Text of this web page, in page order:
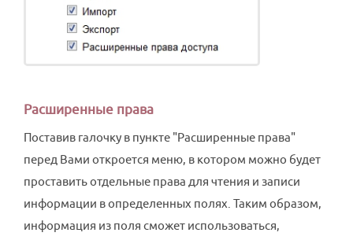
Расширенные права
Поставив галочку в пункте "Расширенные права"
перед Вами откроется меню, в котором можно будет
проставить отдельные права для чтения и записи
информации в определенных полях. Таким образом,
информация из поля сможет использоваться,